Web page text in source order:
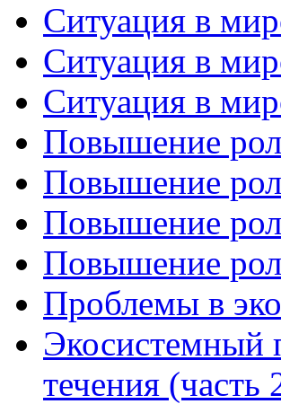
Ситуация в
Ситуация в
Ситуация в
Повышение
Повышение
Повышение
Повышение
Проблемы в
Экосистемный
течения (часть